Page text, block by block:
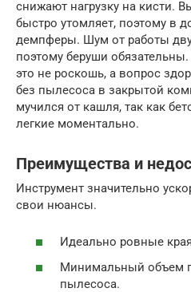
снижают нагрузку на кисти.
быстро утомляет, поэтому в
демпферы. Шум от работы
поэтому беруши
это не роскошь, а вопрос
без пылесоса в закрытой
мучился от кашля, так как
легкие моментально.
Преимущества и
Инструмент значительно
свои нюансы.
Идеально ровные
Минимальный объем
пылесоса.